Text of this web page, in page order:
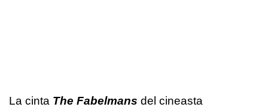
La cinta The Fabelmans del cineasta